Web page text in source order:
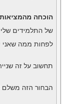
הוכחה מהמציאות
של התלמידים
לפחות ממה שאני
תחשוב על זה
הבחור הזה משלם 150